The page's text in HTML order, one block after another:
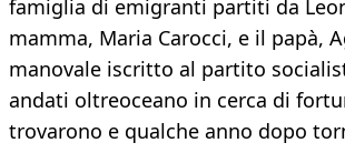
famiglia di emigranti partiti da
mamma, Maria Carocci, e il papà,
manovale iscritto al partito
andati oltreoceano in cerca di
trovarono e qualche anno dopo